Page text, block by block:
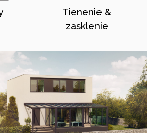
Tienenie &
zasklenie